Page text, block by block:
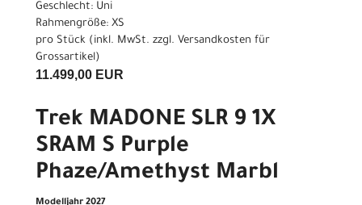
Geschlecht: Uni
Rahmengröße: XS
pro Stück (inkl. MwSt. zzgl. Versandkosten für
Grossartikel)
11.499,00 EUR
Trek MADONE SLR 9 1X
SRAM S Purple
Phaze/Amethyst Marbl